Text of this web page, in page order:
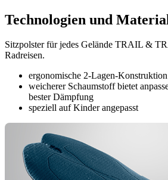
Technologien und
Sitzpolster für jedes Gelände TRAIL &
Radreisen.
ergonomische 2-Lagen-Konstruktion
weicherer Schaumstoff bietet
bester Dämpfung
speziell auf Kinder angepasst